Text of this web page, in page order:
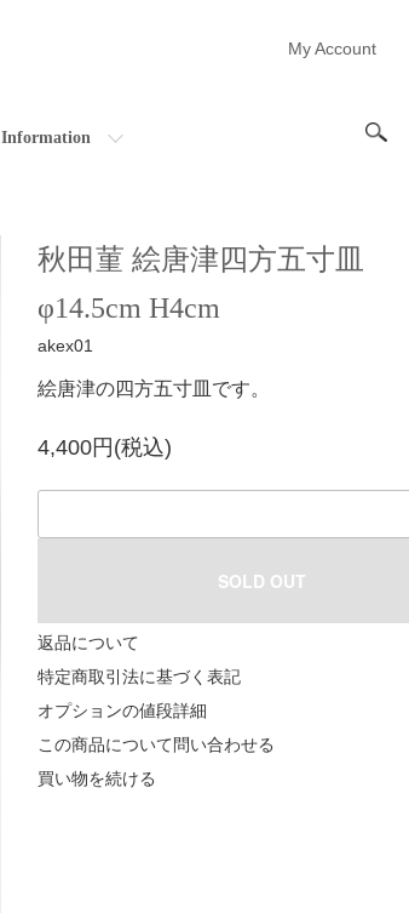
Information
My Account
秋田菫 絵唐津四方五寸皿
φ14.5cm H4cm
akex01
絵唐津の四方五寸皿です。
4,400円(税込)
SOLD OUT
返品について
特定商取引法に基づく表記
オプションの値段詳細
この商品について問い合わせる
買い物を続ける